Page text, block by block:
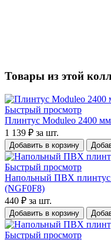
Товары из этой
Быстрый просмотр
Плинтус Moduleo 2400
1 139 ₽ за шт.
Добавить в корзину
Быстрый просмотр
Напольный ПВХ плинтус
(NGF0F8)
440 ₽ за шт.
Добавить в корзину
Быстрый просмотр